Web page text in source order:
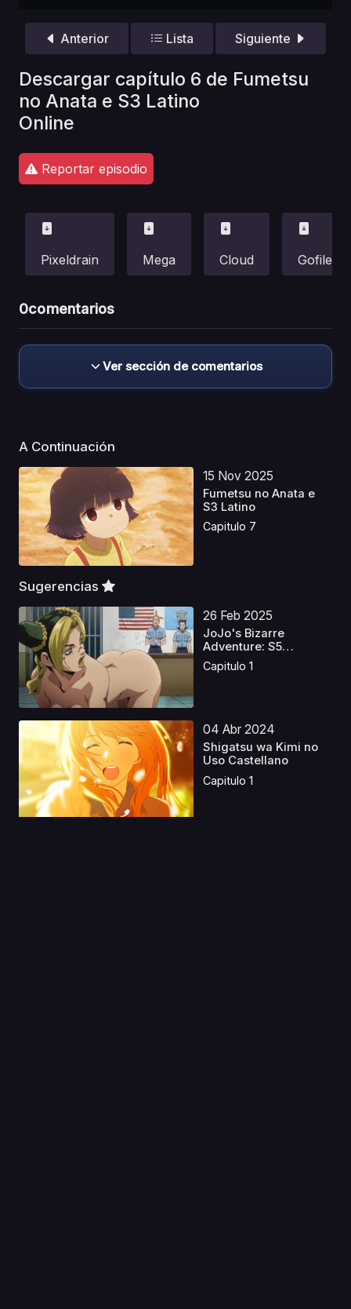
Anterior Lista Siguiente
Descargar capítulo 6 de Fumetsu
no Anata e S3 Latino
Online
Reportar episodio
Pixeldrain Mega Cloud Gofile
0comentarios
Ver sección de comentarios
A Continuación
15 Nov 2025
Fumetsu no Anata e
S3 Latino
Capitulo 7
Sugerencias
26 Feb 2025
JoJo's Bizarre
Adventure: S5
Castellano
Capitulo 1
04 Abr 2024
Shigatsu wa Kimi no
Uso Castellano
Capitulo 1